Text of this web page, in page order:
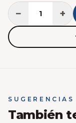
− +
SUGERENCIAS
También